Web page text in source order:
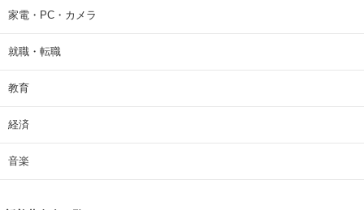
家電・PC・カメラ
就職・転職
教育
経済
音楽